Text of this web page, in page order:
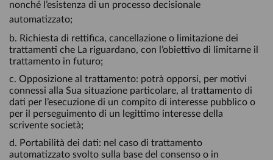
nonché l’esistenza di un processo decisionale
automatizzato;
b. Richiesta di rettifica, cancellazione o limitazione dei
trattamenti che La riguardano, con l’obiettivo di limitarne il
trattamento in futuro;
c. Opposizione al trattamento: potrà opporsi, per motivi
connessi alla Sua situazione particolare, al trattamento di
dati per l’esecuzione di un compito di interesse pubblico o
per il perseguimento di un legittimo interesse della
scrivente società;
d. Portabilità dei dati: nel caso di trattamento
automatizzato svolto sulla base del consenso o in